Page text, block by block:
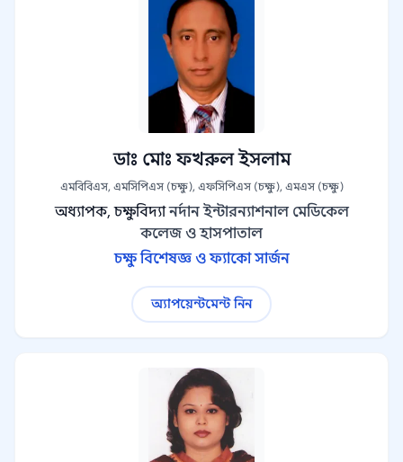
ডাঃ মোঃ ফখরুল ইসলাম
এমবিবিএস, এমসিপিএস (চক্ষু), এফসিপিএস (চক্ষু), এমএস (চক্ষু)
অধ্যাপক, চক্ষুবিদ্যা নর্দান ইন্টারন্যাশনাল মেডিকেল
কলেজ ও হাসপাতাল
চক্ষু বিশেষজ্ঞ ও ফ্যাকো সার্জন
অ্যাপয়েন্টমেন্ট নিন